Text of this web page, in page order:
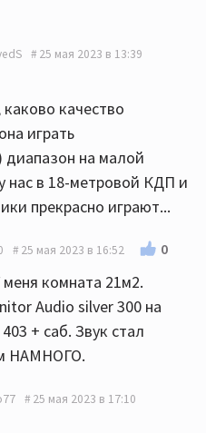
случае не претензию :)
25 мая 2023 в 13:39
качество
играть
на малой
нас в 18-метровой КДП и
прекрасно играют...
25 мая 2023 в 16:52 0
комната 21м2.
Audio silver 300 на
+ саб. Звук стал
НАМНОГО.
25 мая 2023 в 17:10